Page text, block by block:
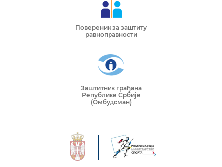
Повереник за заштиту
равноправности
Заштитник грађана
Републике Србије
(Омбудсман)